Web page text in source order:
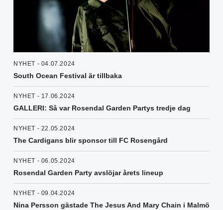
NYHET - 04.07.2024
South Ocean Festival är tillbaka
NYHET - 17.06.2024
GALLERI: Så var Rosendal Garden Partys tredje dag
NYHET - 22.05.2024
The Cardigans blir sponsor till FC Rosengård
NYHET - 06.05.2024
Rosendal Garden Party avslöjar årets lineup
NYHET - 09.04.2024
Nina Persson gästade The Jesus And Mary Chain i Malmö